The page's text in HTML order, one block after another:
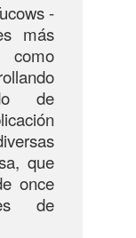
-
más
de
que
once
de